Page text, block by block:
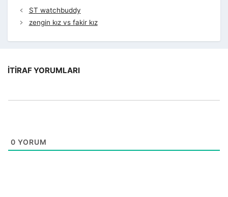
ST watchbuddy
zengin kız vs fakir kız
İTIRAF YORUMLARI
0 YORUM